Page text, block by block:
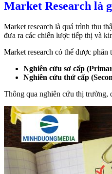
Market Research là
Market research là quá trình thu
đưa ra các chiến lược tiếp thị và
Market research có thể được phân
Nghiên cứu sơ cấp
Nghiên cứu thứ cấp
Thông qua nghiên cứu thị trường,